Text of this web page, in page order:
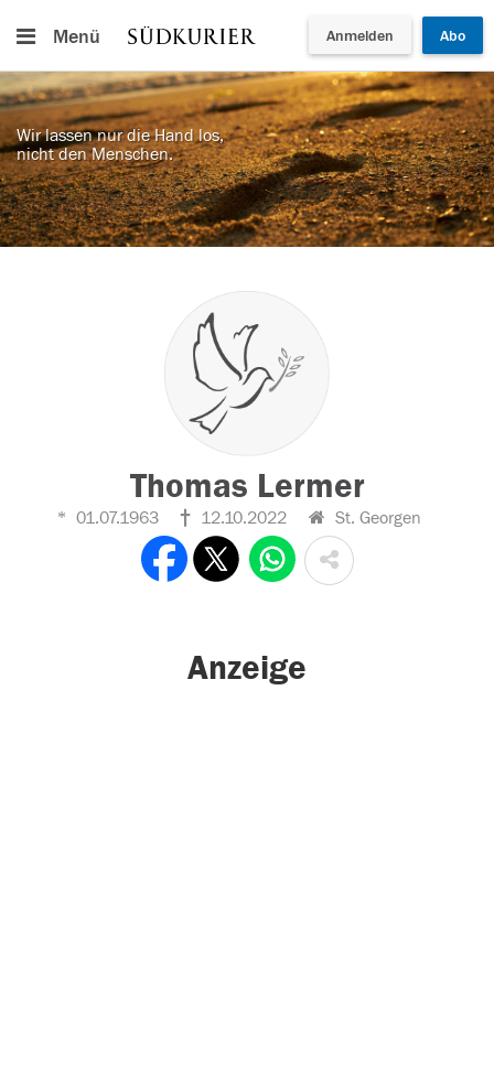
Menü Anmelden Abo
Wir lassen nur die Hand los,
nicht den Menschen.
Thomas Lermer
01.07.1963 12.10.2022 St. Georgen
Anzeige